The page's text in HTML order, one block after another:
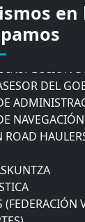
en
COMERCIO
DE
DE
DEL
ROAD
(FEDERACIÓN